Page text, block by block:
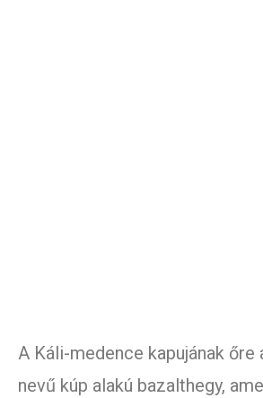
A Káli-medence kapujának őre
nevű kúp alakú bazalthegy,